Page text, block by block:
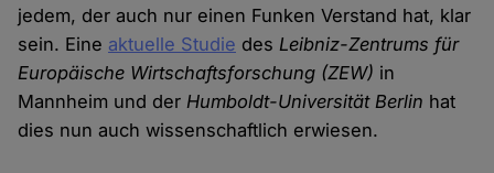
jedem, der auch nur einen Funken Verstand hat, klar
sein. Eine aktuelle Studie desLeibniz-Zentrums für
Europäische Wirtschaftsforschung (ZEW) in
Mannheim und derHumboldt-Universität Berlin hat
dies nun auch wissenschaftlich erwiesen.